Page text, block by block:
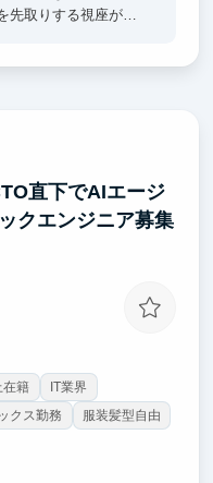
先取りする視座が身
できます。
持つエンジニアか
て日常的にフィード
直下でAIエージ
クエンジニア募集
在籍
IT業界
クス勤務
服装髪型自由